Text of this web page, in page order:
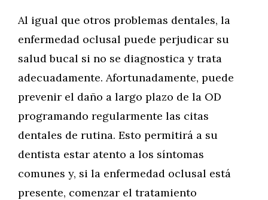
Al igual que otros problemas dentales, la
enfermedad oclusal puede perjudicar su
salud bucal si no se diagnostica y trata
adecuadamente. Afortunadamente, puede
prevenir el daño a largo plazo de la OD
programando regularmente las citas
dentales de rutina. Esto permitirá a su
dentista estar atento a los síntomas
comunes y, si la enfermedad oclusal está
presente, comenzar el tratamiento